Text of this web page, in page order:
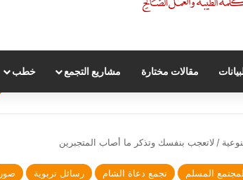
مقالات مختارة مشاريع التجمع خطب
/ لاتعجب بنفسك وتذكر ما أصاب المتجبرين
المسلم تجمع دعاة الشام رسائل تربوية صور